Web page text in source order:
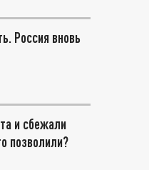
Россия вновь
и сбежали
позволили?